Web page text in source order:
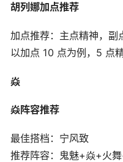
胡列娜加点推荐
加点推荐：主点精神，副
以加点 10 点为例，5 点
焱
焱阵容推荐
最佳搭档：宁风致
推荐阵容：鬼魅+焱+火